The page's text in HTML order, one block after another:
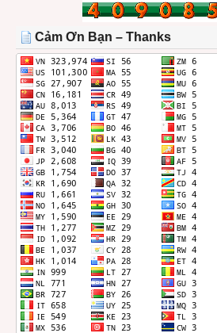
THÁNG
Cảm Ơn Bạn – Thanks